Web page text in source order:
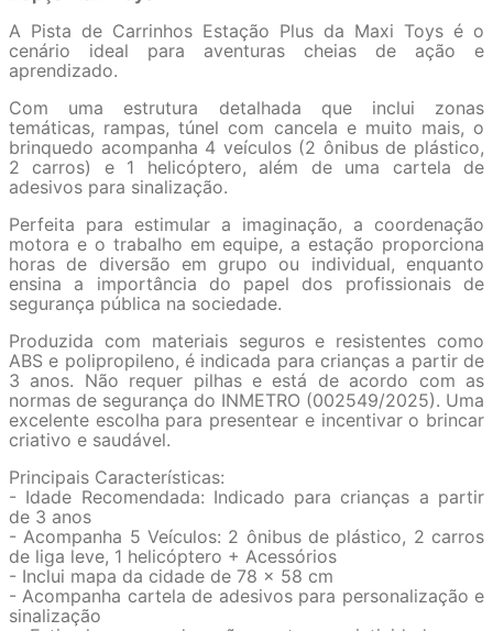
A Pista de Carrinhos Estação Plus da Maxi Toys é o
cenário ideal para aventuras cheias de ação e
aprendizado.
Com uma estrutura detalhada que inclui zonas
temáticas, rampas, túnel com cancela e muito mais, o
brinquedo acompanha 4 veículos (2 ônibus de plástico,
2 carros) e 1 helicóptero, além de uma cartela de
adesivos para sinalização.
Perfeita para estimular a imaginação, a coordenação
motora e o trabalho em equipe, a estação proporciona
horas de diversão em grupo ou individual, enquanto
ensina a importância do papel dos profissionais de
segurança pública na sociedade.
Produzida com materiais seguros e resistentes como
ABS e polipropileno, é indicada para crianças a partir de
3 anos. Não requer pilhas e está de acordo com as
normas de segurança do INMETRO (002549/2025). Uma
excelente escolha para presentear e incentivar o brincar
criativo e saudável.
Principais Características:
- Idade Recomendada: Indicado para crianças a partir
de 3 anos
- Acompanha 5 Veículos: 2 ônibus de plástico, 2 carros
de liga leve, 1 helicóptero + Acessórios
- Inclui mapa da cidade de 78 x 58 cm
- Acompanha cartela de adesivos para personalização e
sinalização